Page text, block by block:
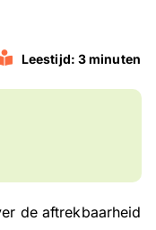
Leestijd: 3 minuten
de aftrekbaarheid